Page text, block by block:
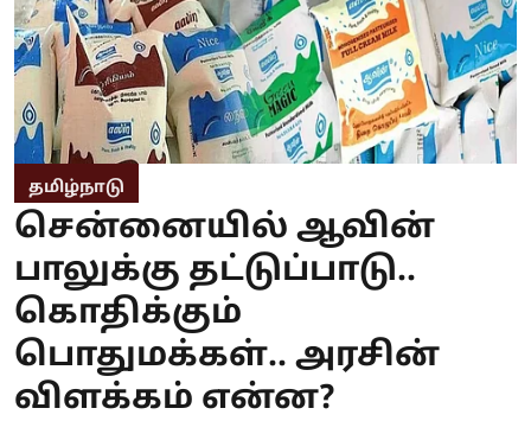
தமிழ்நாடு
சென்னையில் ஆவின்
பாலுக்கு தட்டுப்பாடு..
கொதிக்கும்
பொதுமக்கள்.. அரசின்
விளக்கம் என்ன?